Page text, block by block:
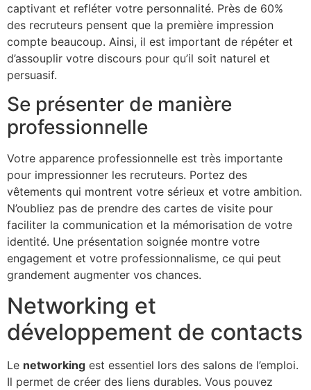
captivant et refléter votre personnalité. Près de 60%
des recruteurs pensent que la première impression
compte beaucoup. Ainsi, il est important de répéter et
d’assouplir votre discours pour qu’il soit naturel et
persuasif.
Se présenter de manière
professionnelle
Votre apparence professionnelle est très importante
pour impressionner les recruteurs. Portez des
vêtements qui montrent votre sérieux et votre ambition.
N’oubliez pas de prendre des cartes de visite pour
faciliter la communication et la mémorisation de votre
identité. Une présentation soignée montre votre
engagement et votre professionnalisme, ce qui peut
grandement augmenter vos chances.
Networking et
développement de contacts
Le networking est essentiel lors des salons de l’emploi.
Il permet de créer des liens durables. Vous pouvez